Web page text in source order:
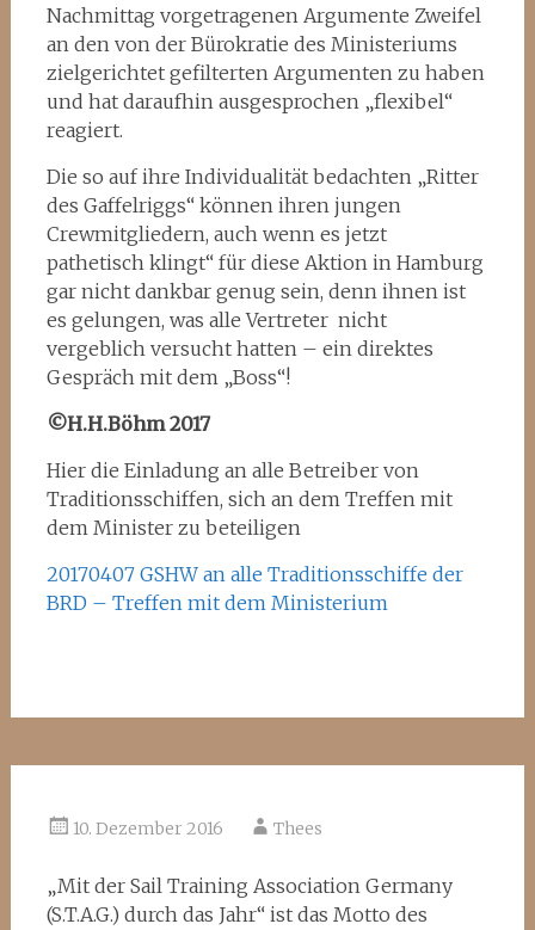
Nachmittag vorgetragenen Argumente Zweifel
an den von der Bürokratie des Ministeriums
zielgerichtet gefilterten Argumenten zu haben
und hat daraufhin ausgesprochen „flexibel“
reagiert.
Die so auf ihre Individualität bedachten „Ritter
des Gaffelriggs“ können ihren jungen
Crewmitgliedern, auch wenn es jetzt
pathetisch klingt“ für diese Aktion in Hamburg
gar nicht dankbar genug sein, denn ihnen ist
es gelungen, was alle Vertreter nicht
vergeblich versucht hatten – ein direktes
Gespräch mit dem „Boss“!
©H.H.Böhm 2017
Hier die Einladung an alle Betreiber von
Traditionsschiffen, sich an dem Treffen mit
dem Minister zu beteiligen
20170407 GSHW an alle Traditionsschiffe der
BRD – Treffen mit dem Ministerium
10. Dezember 2016 Thees
„Mit der Sail Training Association Germany
(S.T.A.G.) durch das Jahr“ ist das Motto des